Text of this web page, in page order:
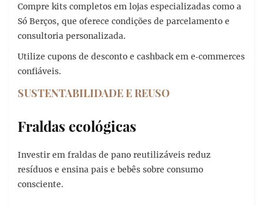
Compre kits completos em lojas especializadas como a
Só Berços, que oferece condições de parcelamento e
consultoria personalizada.
Utilize cupons de desconto e cashback em e‑commerces
confiáveis.
SUSTENTABILIDADE E REUSO
Fraldas ecológicas
Investir em fraldas de pano reutilizáveis reduz
resíduos e ensina pais e bebês sobre consumo
consciente.